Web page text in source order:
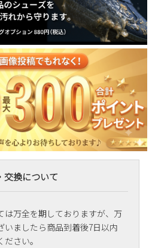
交換について
は万全を期しておりますが、万
いましたら商品到着後7日以内
さい。